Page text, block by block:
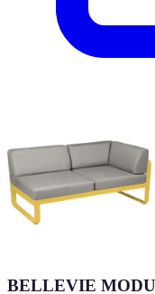
BELLEVIE